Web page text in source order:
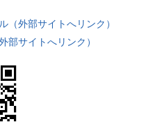
（外部サイトへリンク）
部サイトへリンク）